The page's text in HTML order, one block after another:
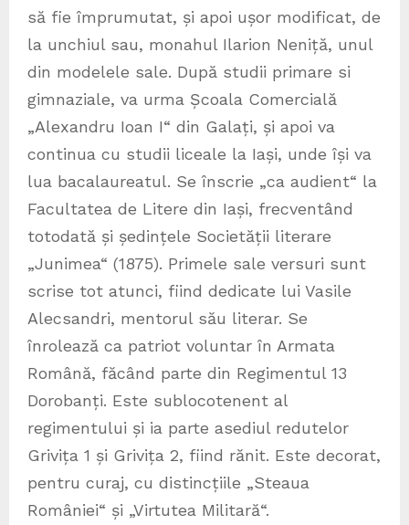
să fie împrumutat, și apoi ușor modificat, de
la unchiul sau, monahul Ilarion Neniță, unul
din modelele sale. După studii primare si
gimnaziale, va urma Școala Comercială
„Alexandru Ioan I“ din Galați, și apoi va
continua cu studii liceale la Iași, unde își va
lua bacalaureatul. Se înscrie „ca audient“ la
Facultatea de Litere din Iași, frecventând
totodată și ședințele Societății literare
„Junimea“ (1875). Primele sale versuri sunt
scrise tot atunci, fiind dedicate lui Vasile
Alecsandri, mentorul său literar. Se
înrolează ca patriot voluntar în Armata
Română, făcând parte din Regimentul 13
Dorobanți. Este sublocotenent al
regimentului și ia parte asediul redutelor
Grivița 1 și Grivița 2, fiind rănit. Este decorat,
pentru curaj, cu distincțiile „Steaua
României“ și „Virtutea Militară“.